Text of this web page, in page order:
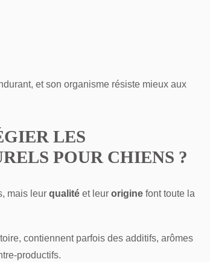
et son organisme résiste mieux aux
LES
POUR CHIENS ?
mais leur qualité et leur origine font toute la
contiennent parfois des additifs, arômes
productifs.